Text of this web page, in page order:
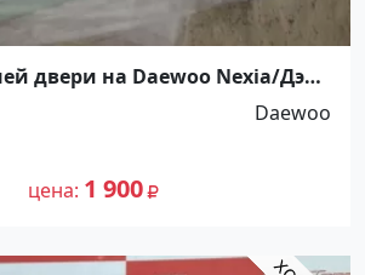
двери на Daewoo Nexia/Дэу
Daewoo
цена 1 900